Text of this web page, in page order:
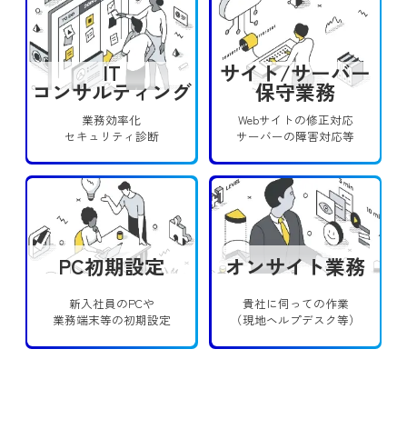
IT
コンサルティング
業務効率化
セキュリティ診断
サイト/サーバー
保守業務
Webサイトの修正対応
サーバーの障害対応等
PC初期設定
新入社員のPCや
業務端末等の初期設定
オンサイト業務
貴社に伺っての作業
（現地ヘルプデスク等）